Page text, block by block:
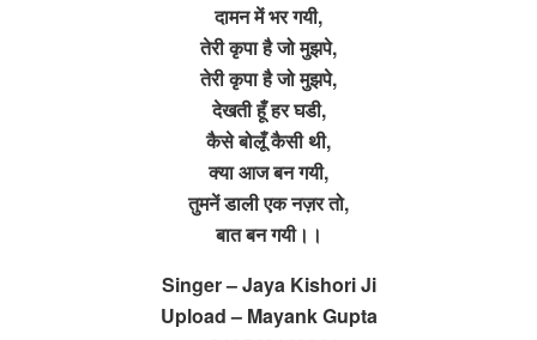
दामन में भर गयी,
तेरी कृपा है जो मुझपे,
तेरी कृपा है जो मुझपे,
देखती हूँ हर घडी,
कैसे बोलूँ कैसी थी,
क्या आज बन गयी,
तुमनें डाली एक नज़र तो,
बात बन गयी।।
Singer – Jaya Kishori Ji
Upload – Mayank Gupta